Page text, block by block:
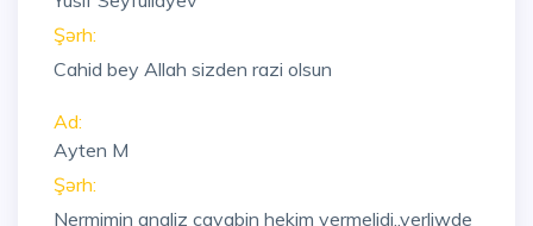
Şərh:
Cahid bey Allah sizden razi olsun
Ad:
Ayten M
Şərh:
Nermimin analiz cavabin hekim vermelidi..verliwde